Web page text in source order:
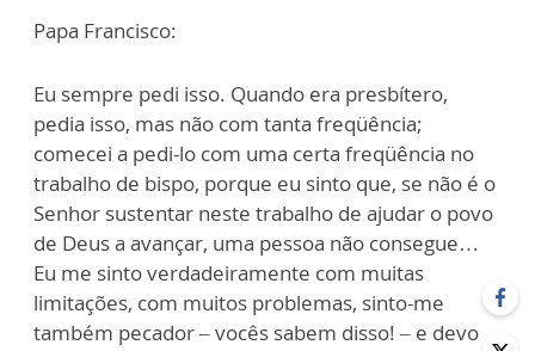
Papa Francisco:
Eu sempre pedi isso. Quando era presbítero,
pedia isso, mas não com tanta freqüência;
comecei a pedi-lo com uma certa freqüência no
trabalho de bispo, porque eu sinto que, se não é o
Senhor sustentar neste trabalho de ajudar o povo
de Deus a avançar, uma pessoa não consegue…
Eu me sinto verdadeiramente com muitas
limitações, com muitos problemas, sinto-me
também pecador – vocês sabem disso! – e devo